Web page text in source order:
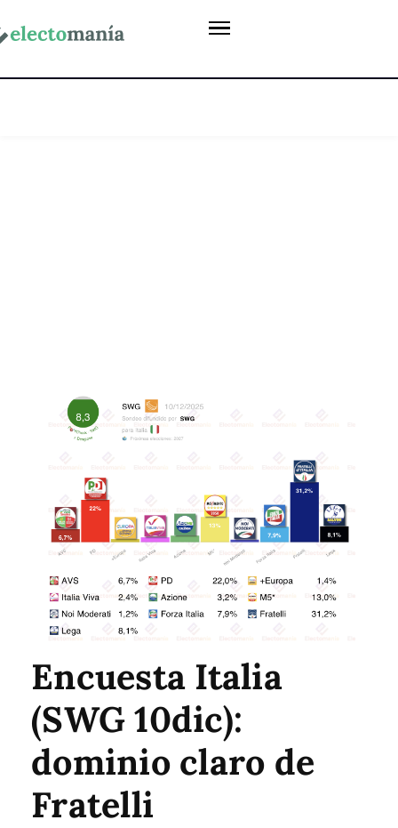
Encuesta Italia
(SWG 10dic):
dominio claro de
Fratelli